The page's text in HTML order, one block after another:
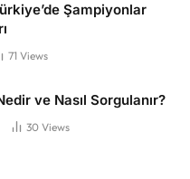
Şampiyonlar
71 Views
ve Nasıl Sorgulanır?
30 Views